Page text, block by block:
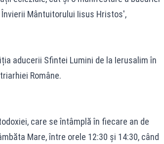
Mântuitorului Iisus Hristos',
aducerii Sfintei Lumini de la Ierusalim în
Române.
care se întâmplă în fiecare an de
Mare, între orele 12:30 și 14:30, când